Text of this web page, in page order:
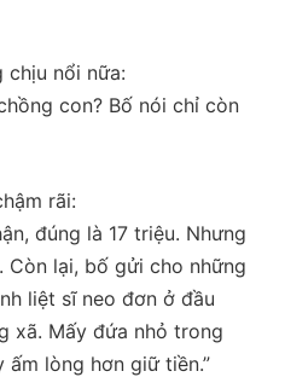
chịu nổi nữa:
con? Bố nói chỉ còn
rãi:
đúng là 17 triệu. Nhưng
lại, bố gửi cho những
liệt sĩ neo đơn ở đầu
xã. Mấy đứa nhỏ trong
lòng hơn giữ tiền.”